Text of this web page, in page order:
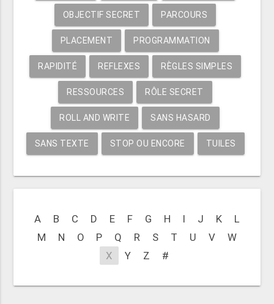
OBJECTIF SECRET PARCOURS
PLACEMENT PROGRAMMATION
RAPIDITÉ REFLEXES RÈGLES SIMPLES
RESSOURCES RÔLE SECRET
ROLL AND WRITE SANS HASARD
SANS TEXTE STOP OU ENCORE TUILES
A B C D E F G H I J K
L
M
N O P Q R S T U V
W
X
Y Z #